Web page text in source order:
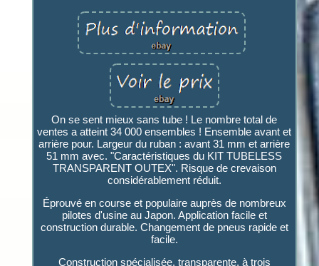
On se sent mieux sans tube ! Le nombre total de
ventes a atteint 34 000 ensembles ! Ensemble avant et
arrière pour. Largeur du ruban : avant 31 mm et arrière
51 mm avec. "Caractéristiques du KIT TUBELESS
TRANSPARENT OUTEX". Risque de crevaison
considérablement réduit.
Éprouvé en course et populaire auprès de nombreux
pilotes d'usine au Japon. Application facile et
construction durable. Changement de pneus rapide et
facile.
Construction spécialisée, transparente, à trois